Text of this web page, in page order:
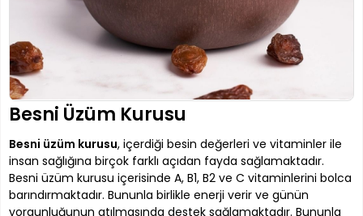
Besni Üzüm Kurusu
Besni üzüm kurusu, içerdiği besin değerleri ve vitaminler ile
insan sağlığına birçok farklı açıdan fayda sağlamaktadır.
Besni üzüm kurusu içerisinde A, B1, B2 ve C vitaminlerini bolca
barındırmaktadır. Bununla birlikle enerji verir ve günün
yorgunluğunun atılmasında destek sağlamaktadır. Bununla